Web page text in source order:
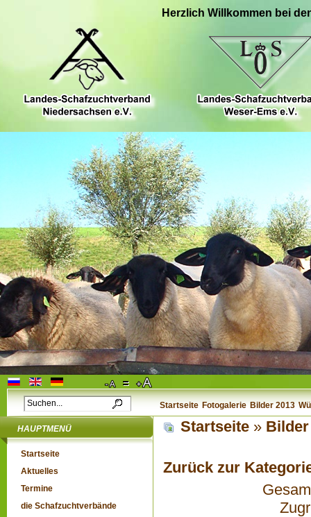
Herzlich Willkommen bei
Startseite Fotogalerie Bilder 2013
HAUPTMENÜ
Startseite
Aktuelles
Termine
die Schafzuchtverbände
Startseite »
Zurück zur